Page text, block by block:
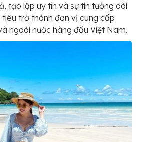
tạo lập uy tín và sự tin tưởng dài
trở thành đơn vị cung cấp
ngoài nước hàng đầu Việt Nam.